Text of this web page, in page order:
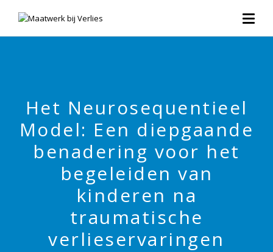
Het Neurosequentieel
Model: Een diepgaande
benadering voor het
begeleiden van
kinderen na
traumatische
verlieservaringen